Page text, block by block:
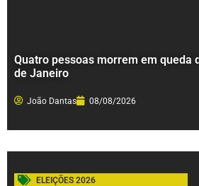
Quatro pessoas morrem em queda
de Janeiro
João Dantas 08/08/2026
ELEIÇÕES 2026